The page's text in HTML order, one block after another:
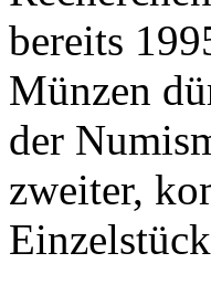
bereits
Münzen
der
zweiter,